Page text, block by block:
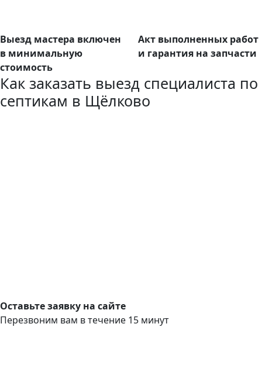
Выезд мастера включен
в минимальную
стоимость
Акт выполненных работ
и гарантия на запчасти
Как заказать выезд специалиста по
септикам в Щёлково
Оставьте заявку на сайте
Перезвоним вам в течение 15 минут